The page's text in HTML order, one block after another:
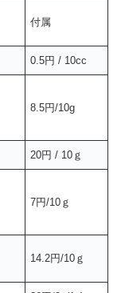
付属
0.5円 / 10cc
8.5円/10g
20円 / 10ｇ
7円/10ｇ
14.2円/10ｇ